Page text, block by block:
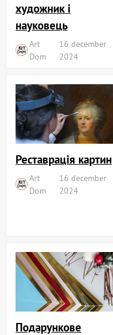
художник і
науковець
Art
Dom
16 december
2024
Реставрація картин
Art
Dom
16 december
2024
Подарункове